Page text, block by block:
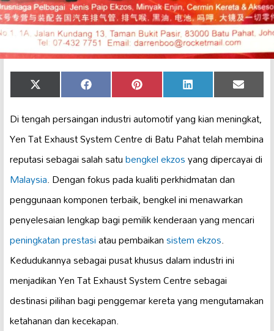
Share
on
X
(Twitter)
Share
on
Facebook Share
on
Pinterest Share
on
LinkedIn Share
on
Email
Di tengah persaingan industri automotif yang kian meningkat,
Yen Tat Exhaust System Centre di Batu Pahat telah membina
reputasi sebagai salah satubengkel ekzosyang dipercayai di
Malaysia. Dengan fokus pada kualiti perkhidmatan dan
penggunaan komponen terbaik, bengkel ini menawarkan
penyelesaian lengkap bagi pemilik kenderaan yang mencari
peningkatan prestasiatau pembaikansistem ekzos.
Kedudukannya sebagai pusat khusus dalam industri ini
menjadikan Yen Tat Exhaust System Centre sebagai
destinasi pilihan bagi penggemar kereta yang mengutamakan
ketahanan dan kecekapan.